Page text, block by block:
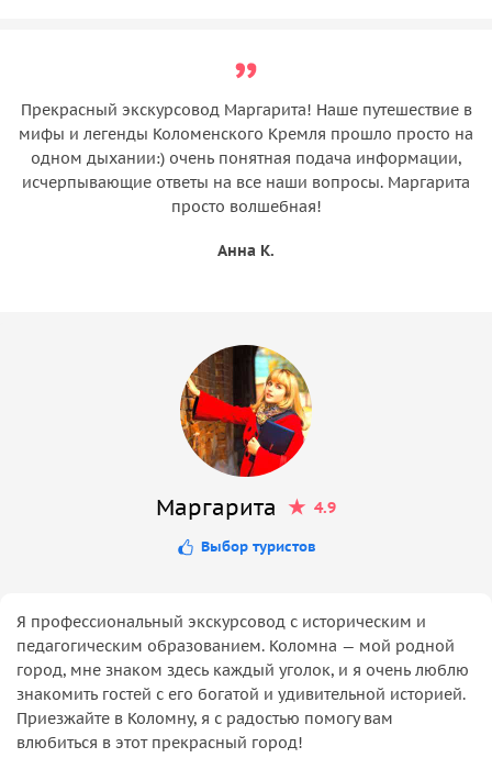
Прекрасный экскурсовод Маргарита! Наше путешествие в
мифы и легенды Коломенского Кремля прошло просто на
одном дыхании:) очень понятная подача информации,
исчерпывающие ответы на все наши вопросы. Маргарита
просто волшебная!
Анна К.
Маргарита 4.9
Выбор туристов
Я профессиональный экскурсовод с историческим и
педагогическим образованием. Коломна — мой родной
город, мне знаком здесь каждый уголок, и я очень люблю
знакомить гостей с его богатой и удивительной историей.
Приезжайте в Коломну, я с радостью помогу вам
влюбиться в этот прекрасный город!